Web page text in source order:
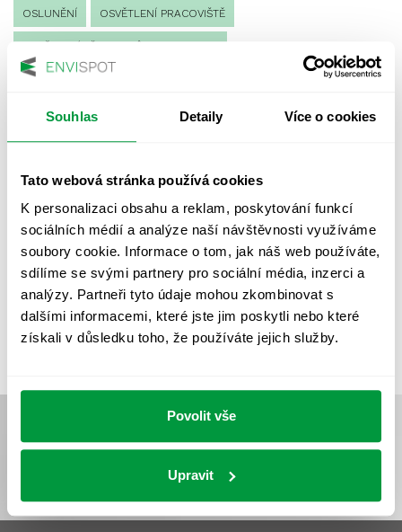
Souhlas Detaily Více o cookies
Tato webová stránka používá cookies
K personalizaci obsahu a reklam, poskytování funkcí
sociálních médií a analýze naší návštěvnosti využíváme
soubory cookie. Informace o tom, jak náš web používáte,
sdílíme se svými partnery pro sociální média, inzerci a
analýzy. Partneři tyto údaje mohou zkombinovat s
dalšími informacemi, které jste jim poskytli nebo které
získali v důsledku toho, že používáte jejich služby.
Povolit vše
Upravit
OSLUNĚNÍ OSVĚTLENÍ PRACOVIŠTĚ
OSVĚTLENÍ SPORTOVIŠŤ
PROTIPANICKÉ OSVĚTLENÍ
PROVOZNÍ DENÍK NOUZOVÉHO OSVĚTLENÍ
REVIZE NOUZOVÉHO OSVĚTLENÍ ŘÍZENÍ
UMĚLÉ OSVĚTLENÍ VEŘEJNÉ OSVĚTLENÍ
VÝPOČET OSVĚTLENÍ VÝPOČET ZASTÍNĚNÍ
VÝPOČTY A NÁVRHY ZASTÍNĚNÍ
ZKOUŠKY NOUZOVÉHO OSVĚTLENÍ